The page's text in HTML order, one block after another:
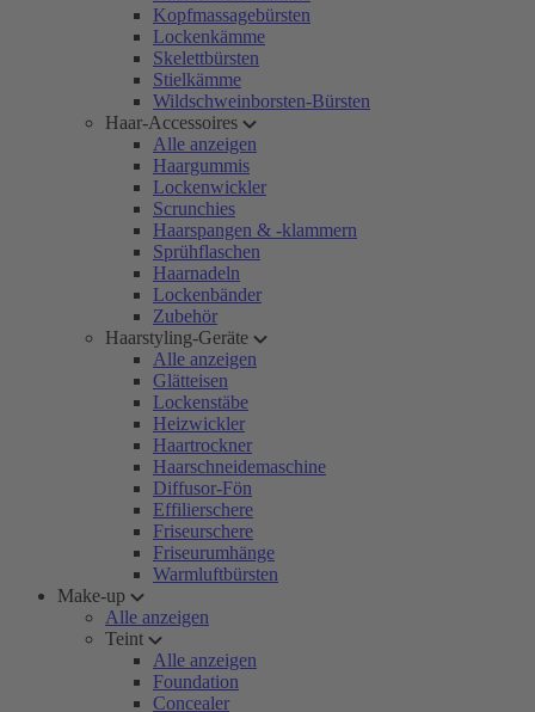
Kopfmassagebürsten
Lockenkämme
Skelettbürsten
Stielkämme
Wildschweinborsten-Bürsten
Haar-Accessoires
Alle anzeigen
Haargummis
Lockenwickler
Scrunchies
Haarspangen & -klammern
Sprühflaschen
Haarnadeln
Lockenbänder
Zubehör
Haarstyling-Geräte
Alle anzeigen
Glätteisen
Lockenstäbe
Heizwickler
Haartrockner
Haarschneidemaschine
Diffusor-Fön
Effilierschere
Friseurschere
Friseurumhänge
Warmluftbürsten
Make-up
Alle anzeigen
Teint
Alle anzeigen
Foundation
Concealer